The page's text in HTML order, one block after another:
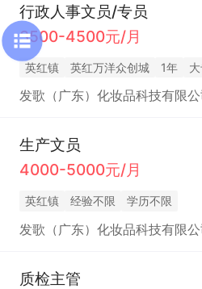
行政人事文员/专员
3500-4500元/月
英红镇 英红万洋众创城 1年
发歌（广东）化妆品科技有限公
生产文员
4000-5000元/月
英红镇 经验不限 学历不限
发歌（广东）化妆品科技有限公
质检主管